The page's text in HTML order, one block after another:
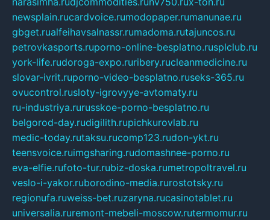
newsplain.rucardvoice.rumodopaper.rumanunae.ru
gbget.rualfeihavsalnassr.rumadoma.rutajuncos.ru
petrovkasports.ruporno-online-besplatno.rusplclub.ru
york-life.rudoroga-expo.ruribery.rucleanmedicine.ru
slovar-ivrit.ruporno-video-besplatno.ruseks-365.ru
ovucontrol.rusloty-igrovyye-avtomaty.ru
ru-industriya.rurusskoe-porno-besplatno.ru
belgorod-day.rudigilith.rupichkurovlab.ru
medic-today.rutaksu.rucomp123.rudon-ykt.ru
teensvoice.ruimgsharing.rudomashnee-porno.ru
eva-elfie.rufoto-tur.rubiz-doska.rumetropoltravel.ru
veslo-i-yakor.ruborodino-media.rurostotsky.ru
regionufa.ruweiss-bet.ruzaryna.rucasinotablet.ru
universalia.ruremont-mebeli-moscow.rutermomur.ru